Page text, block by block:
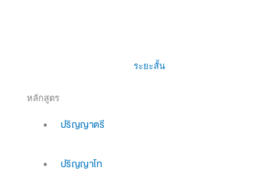
ระยะสั้น
หลักสูตร
ปริญญาตรี
ปริญญาโท